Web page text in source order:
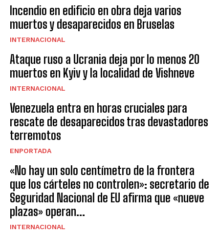
Incendio en edificio en obra deja varios
muertos y desaparecidos en Bruselas
INTERNACIONAL
Ataque ruso a Ucrania deja por lo menos 20
muertos en Kyiv y la localidad de Vishneve
INTERNACIONAL
Venezuela entra en horas cruciales para
rescate de desaparecidos tras devastadores
terremotos
ENPORTADA
«No hay un solo centímetro de la frontera
que los cárteles no controlen»: secretario de
Seguridad Nacional de EU afirma que «nueve
plazas» operan...
INTERNACIONAL